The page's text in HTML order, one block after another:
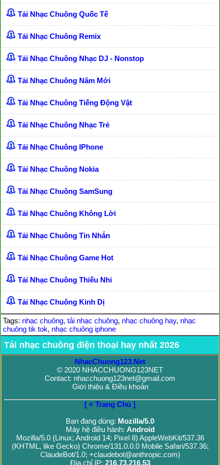
Tải Nhạc Chuông Quốc Tế
Tải Nhạc Chuông Remix
Tải Nhạc Chuông Nhạc DJ - Nonstop
Tải Nhạc Chuông Năm Mới
Tải Nhạc Chuông Tiếng Động Vật
Tải Nhạc Chuông Nhạc Trẻ
Tải Nhạc Chuông IPhone
Tải Nhạc Chuông Nokia
Tải Nhạc Chuông SamSung
Tải Nhạc Chuông Không Lời
Tải Nhạc Chuông Tin Nhắn
Tải Nhạc Chuông Game Hot
Tải Nhạc Chuông Thiếu Nhi
Tải Nhạc Chuông Kinh Dị
Tags: nhạc chuông, tải nhạc chuông, nhạc chuông hay, nhạc
chuông tik tok, nhạc chuông iphone
Tải nhạc chuông điện thoại hay nhất 2026
NhacChuong123.Net
© 2020 NHACCHUONG123NET
Contact: nhacchuong123net@gmail.com
Giới thiệu & Điều khoản
[ < Trang Chủ ]
Bạn đang dùng: Mozilla/5.0
Máy hệ điều hành: Android
Mozilla/5.0 (Linux; Android 14; Pixel 8) AppleWebKit/537.36
(KHTML, like Gecko) Chrome/131.0.0.0 Mobile Safari/537.36;
ClaudeBot/1.0; +claudebot@anthropic.com)
Địa chỉ IP: 216.73.216.53